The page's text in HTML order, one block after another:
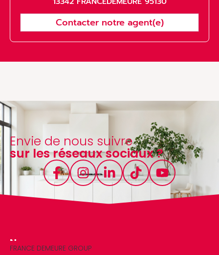
Contacter notre agent(e)
Envie de nous suivre
sur les réseaux sociaux ?
Nos marques
FRANCE DEMEURE GROUP